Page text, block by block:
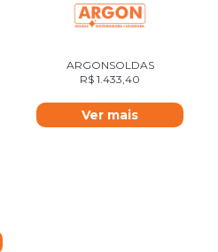
ARGONSOLDAS
R$ 1.433,40
Ver mais